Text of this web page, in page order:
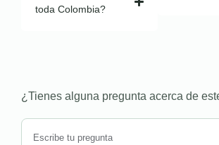
toda Colombia?
¿Tienes alguna pregunta acerca de